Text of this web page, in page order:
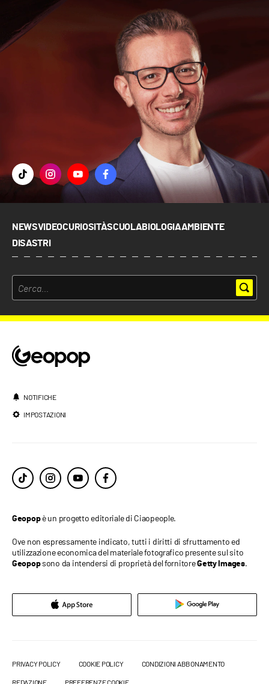
NEWSVIDEOCURIOSITÀSCUOLABIOLOGIAAMBIENTE
DISASTRI
NOTIFICHE
IMPOSTAZIONI
Geopopè un progetto editoriale di Ciaopeople.
Ove non espressamente indicato, tutti i diritti di sfruttamento ed
utilizzazione economica del materiale fotografico presente sul sito
Geopopsono da intendersi di proprietà del fornitoreGetty Images.
PRIVACY POLICY COOKIE POLICY CONDIZIONI ABBONAMENTO